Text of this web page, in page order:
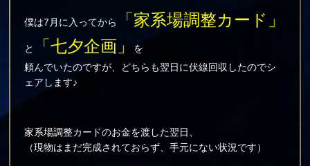
僕は7月に入ってから 「家系場調整カード」
と 「七夕企画」
を
頼んでいたのですが、どちらも翌日に伏線回収したのでシ
ェアします♪
家系場調整カードのお金を渡した翌日、
（現物はまだ完成されておらず、手元にない状況です）